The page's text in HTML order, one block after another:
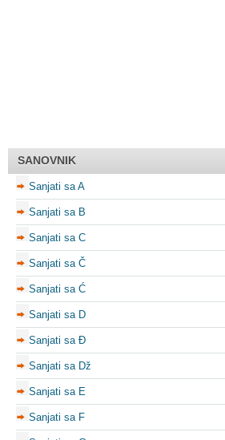
SANOVNIK
Sanjati sa A
Sanjati sa B
Sanjati sa C
Sanjati sa Č
Sanjati sa Ć
Sanjati sa D
Sanjati sa Đ
Sanjati sa Dž
Sanjati sa E
Sanjati sa F